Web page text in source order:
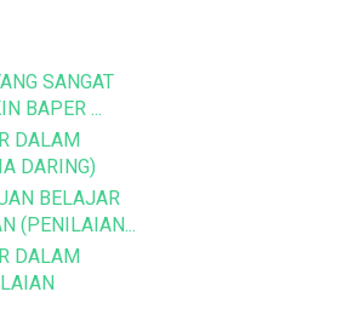
SANGAT
BAPER ...
DALAM
DARING)
BELAJAR
(PENILAIAN...
DALAM